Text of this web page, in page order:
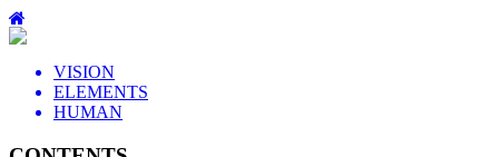
VISION
ELEMENTS
HUMAN